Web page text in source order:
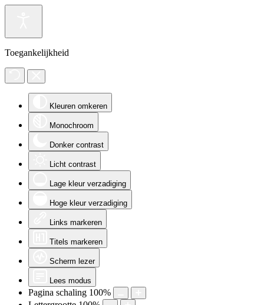
Toegankelijkheid
Kleuren omkeren
Monochroom
Donker contrast
Licht contrast
Lage kleur verzadiging
Hoge kleur verzadiging
Links markeren
Titels markeren
Scherm lezer
Lees modus
Pagina schaling 100%